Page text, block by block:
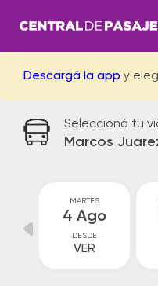
Descargá la app y
Seleccioná tu
Marcos
MARTES
4 Ago
DESDE
VER